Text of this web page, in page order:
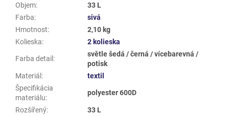
Objem:
33 L
Farba:
sivá
Hmotnost:
2,10 kg
Kolieska: 2 kolieska
Farba detail :
světle šedá / černá / vícebarevná /
potisk
Materiál :
textil
Špecifikácia
materiálu:
polyester 600D
Rozšířený:
33 L